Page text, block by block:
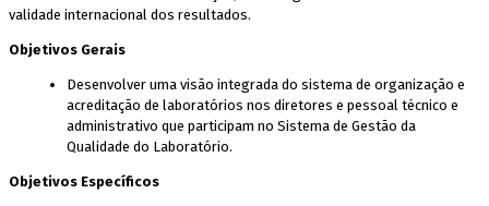
validade internacional dos resultados.
Objetivos Gerais
Desenvolver uma visão integrada do sistema de organização e
acreditação de laboratórios nos diretores e pessoal técnico e
administrativo que participam no Sistema de Gestão da
Qualidade do Laboratório.
Objetivos Específicos